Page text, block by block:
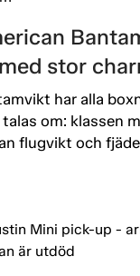
stor
har alla
om: klassen
flugvikt och